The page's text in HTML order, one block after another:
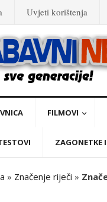
Uvjeti korištenja
FILMOVI
ZAGONETKE
» Značenje riječi »